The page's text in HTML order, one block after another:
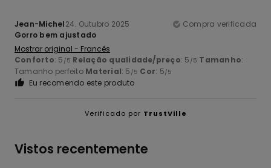
Jean-Michel24. Outubro 2025
Compra verificada
Gorro bem ajustado
Mostrar original - Francês
Conforto: 5 /5 Relação qualidade/preço: 5 /5 Tamanho:
Tamanho perfeito Material: 5 /5 Cor: 5/5
Eu recomendo este produto
Verificado por TrustVille
Vistos recentemente